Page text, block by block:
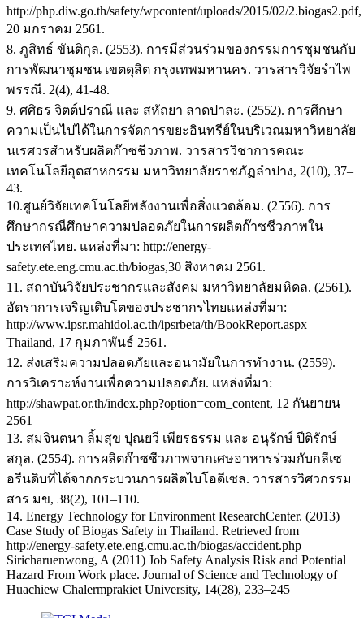
http://php.diw.go.th/safety/wpcontent/uploads/2015/02/2.biogas2.pdf,
20 มกราคม 2561.
8. ภูสิทธ์ ขันติกุล. (2553). การมีส่วนร่วมของกรรมการชุมชนกับ
การพัฒนาชุมชน เขตดุสิต กรุงเทพมหานคร. วารสารวิจัยรำไพ
พรรณี. 2(4), 41-48.
9. ศศิธร จิตต์ปราณี และ สหัถยา ลาดปาละ. (2552). การศึกษา
ความเป็นไปได้ในการจัดการขยะอินทรีย์ในบริเวณมหาวิทยาลัย
นเรศวรสำหรับผลิตก๊าซชีวภาพ. วารสารวิชาการคณะ
เทคโนโลยีอุตสาหกรรม มหาวิทยาลัยราชภัฏลําปาง, 2(10), 37–
43.
10.ศูนย์วิจัยเทคโนโลยีพลังงานเพื่อสิ่งแวดล้อม. (2556). การ
ศึกษากรณีศึกษาความปลอดภัยในการผลิตก๊าซชีวภาพใน
ประเทศไทย. แหล่งที่มา: http://energy-
safety.ete.eng.cmu.ac.th/biogas,30 สิงหาคม 2561.
11. สถาบันวิจัยประชากรและสังคม มหาวิทยาลัยมหิดล. (2561).
อัตราการเจริญเติบโตของประชากรไทยแหล่งที่มา:
http://www.ipsr.mahidol.ac.th/ipsrbeta/th/BookReport.aspx
Thailand, 17 กุมภาพันธ์ 2561.
12. ส่งเสริมความปลอดภัยและอนามัยในการทำงาน. (2559).
การวิเคราะห์งานเพื่อความปลอดภัย. แหล่งที่มา:
http://shawpat.or.th/index.php?option=com_content, 12 กันยายน
2561
13. สมจินตนา ลิ้มสุข ปุณยวี เพียรธรรม และ อนุรักษ์ ปีติรักษ์
สกุล. (2554). การผลิตก๊าซชีวภาพจากเศษอาหารร่วมกับกลีเซ
อรีนดิบที่ได้จากกระบวนการผลิตไบโอดีเซล. วารสารวิศวกรรม
สาร มข, 38(2), 101–110.
14. Energy Technology for Environment ResearchCenter. (2013)
Case Study of Biogas Safety in Thailand. Retrieved from
http://energy-safety.ete.eng.cmu.ac.th/biogas/accident.php
Siricharuenwong, A (2011) Job Safety Analysis Risk and Potential
Hazard From Work place. Journal of Science and Technology of
Huachiew Chalermprakiet University, 14(28), 233–245